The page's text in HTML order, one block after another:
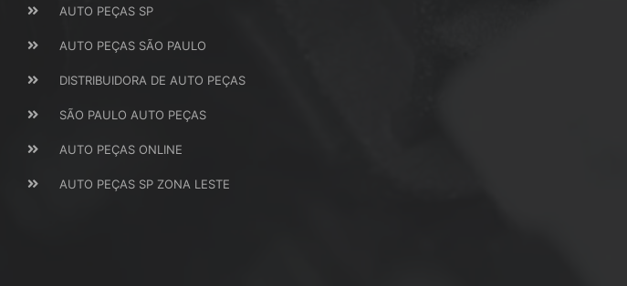
AUTO PEÇAS SP
AUTO PEÇAS SÃO PAULO
DISTRIBUIDORA DE AUTO PEÇAS
SÃO PAULO AUTO PEÇAS
AUTO PEÇAS ONLINE
AUTO PEÇAS SP ZONA LESTE